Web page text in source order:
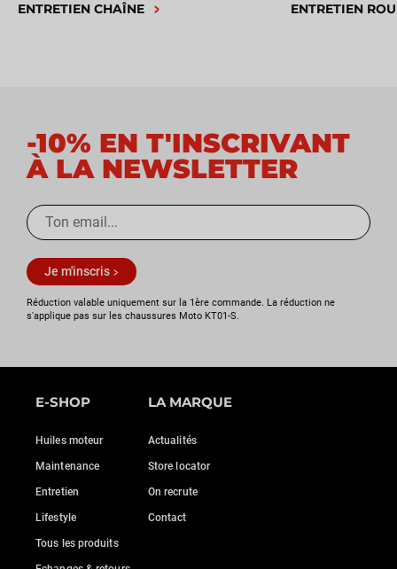
ENTRETIEN CHAÎNE ENTRETIEN
-10% EN T'INSCRIVANT
À LA NEWSLETTER
Je m'inscris
Réduction valable uniquement sur la 1ère commande. La réduction ne
s'applique pas sur les chaussures Moto KT01-S.
E-SHOP
Huiles moteur
Maintenance
Entretien
Lifestyle
Tous les produits
LA MARQUE
Actualités
Store locator
On recrute
Contact